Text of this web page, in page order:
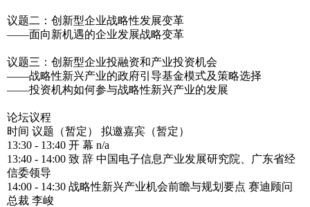
议题二：创新型企业战略性发展变革
——面向新机遇的企业发展战略变革
议题三：创新型企业投融资和产业投资机会
——战略性新兴产业的政府引导基金模式及策略选择
——投资机构如何参与战略性新兴产业的发展
论坛议程
时间 议题（暂定） 拟邀嘉宾（暂定）
13:30 - 13:40 开 幕 n/a
13:40 - 14:00 致 辞 中国电子信息产业发展研究院、广东省经
信委领导
14:00 - 14:30 战略性新兴产业机会前瞻与规划要点 赛迪顾问
总裁 李峻